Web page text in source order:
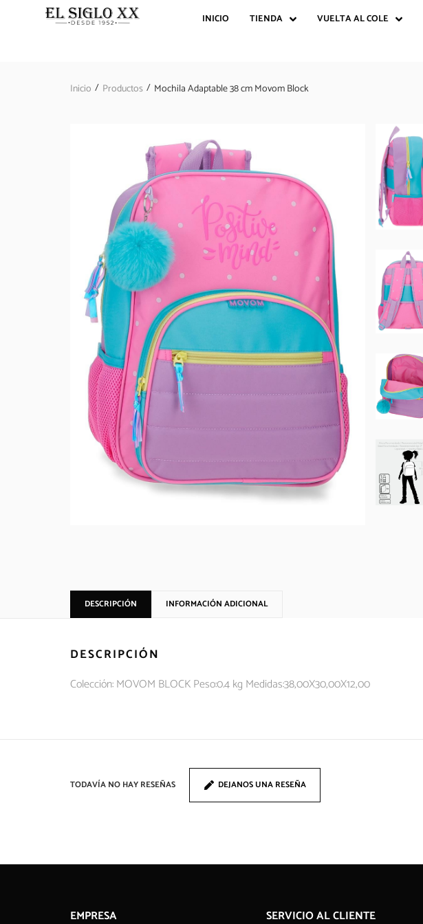
INICIO TIENDA VUELTA AL COLE
Inicio / Productos / Mochila Adaptable 38 cm Movom Block
DESCRIPCIÓN INFORMACIÓN ADICIONAL
DESCRIPCIÓN
Colección: MOVOM BLOCK Peso:0.4 kg Medidas:38,00X30,00X12,00
TODAVÍA NO HAY RESEÑAS DEJANOS UNA RESEÑA
EMPRESA SERVICIO AL CLIENTE